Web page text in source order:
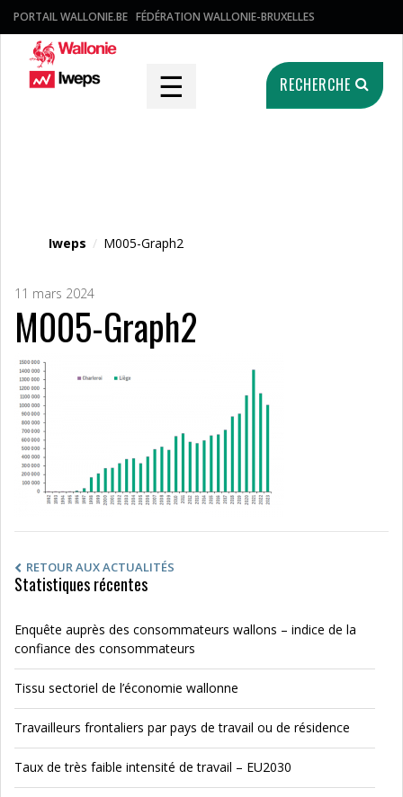
PORTAIL WALLONIE.BE FÉDÉRATION WALLONIE-BRUXELLES
☰ RECHERCHE
Iweps / M005-Graph2
11 mars 2024
M005-Graph2
RETOUR AUX ACTUALITÉS
Statistiques récentes
Enquête auprès des consommateurs wallons – indice de la
confiance des consommateurs
Tissu sectoriel de l’économie wallonne
Travailleurs frontaliers par pays de travail ou de résidence
Taux de très faible intensité de travail – EU2030